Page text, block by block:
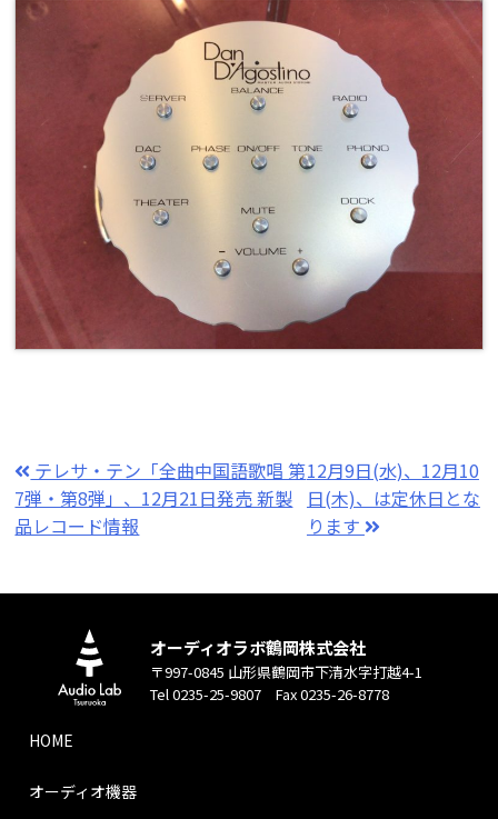
テレサ・テン「全曲中国語歌唱 第
7弾・第8弾」、12月21日発売 新製
品レコード情報
12月9日(水)、12月10
日(木)、は定休日とな
ります
オーディオラボ鶴岡株式会社
〒997-0845 山形県鶴岡市下清水字打越4-1
Tel 0235-25-9807 Fax 0235-26-8778
HOME
オーディオ機器